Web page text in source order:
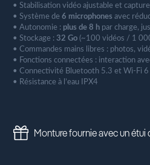
• Stabilisation vidéo ajustable et
• Système de 6 microphones avec
• Autonomie : plus de 8 h par charge,
• Stockage : 32 Go (~100 vidéos / 1
• Commandes mains libres : photos,
• Fonctions connectées : interaction
• Connectivité Bluetooth 5.3 et Wi-Fi 6
• Résistance à l’eau IPX4
Monture fournie avec un étui